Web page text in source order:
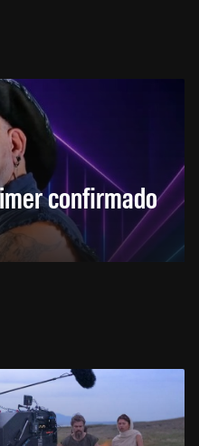
confirmado